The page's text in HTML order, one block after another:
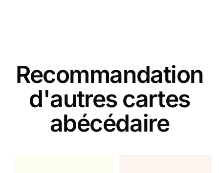
Recommandation
d'autres cartes
abécédaire